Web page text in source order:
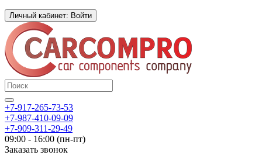
Личный кабинет: Войти
+7-917-265-73-53
+7-987-410-09-09
+7-909-311-29-49
09:00 - 16:00 (пн-пт)
Заказать звонок